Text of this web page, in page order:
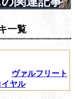
一覧
ヴァルフリート
イヤル